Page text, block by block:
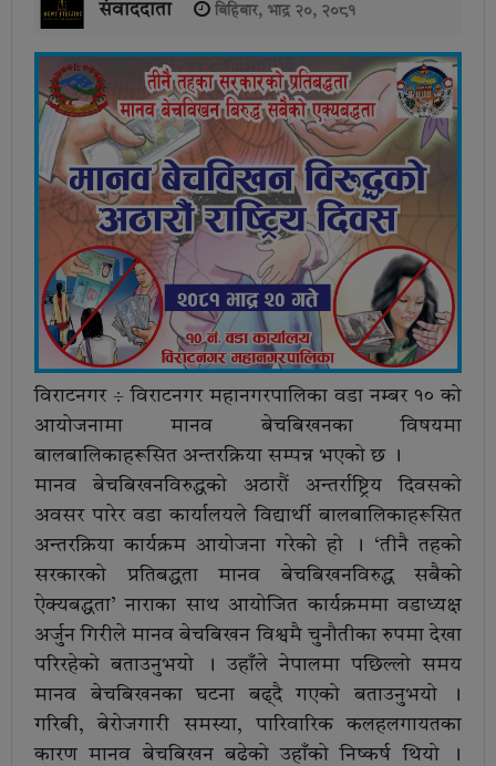
संवाददाता बिहिबार, भाद्र २०, २०८१
विराटनगर ÷ विराटनगर महानगरपालिका वडा नम्बर १० को
आयोजनामा मानव बेचबिखनका विषयमा
बालबालिकाहरूसित अन्तरक्रिया सम्पन्न भएको छ ।
मानव बेचबिखनविरुद्धको अठारौं अन्तर्राष्ट्रिय दिवसको
अवसर पारेर वडा कार्यालयले विद्यार्थी बालबालिकाहरूसित
अन्तरक्रिया कार्यक्रम आयोजना गरेको हो । ‘तीनै तहको
सरकारको प्रतिबद्धता मानव बेचबिखनविरुद्ध सबैको
ऐक्यबद्धता’ नाराका साथ आयोजित कार्यक्रममा वडाध्यक्ष
अर्जुन गिरीले मानव बेचबिखन विश्वमै चुनौतीका रुपमा देखा
परिरहेको बताउनुभयो । उहाँले नेपालमा पछिल्लो समय
मानव बेचबिखनका घटना बढ्दै गएको बताउनुभयो ।
गरिबी, बेरोजगारी समस्या, पारिवारिक कलहलगायतका
कारण मानव बेचबिखन बढेको उहाँको निष्कर्ष थियो ।